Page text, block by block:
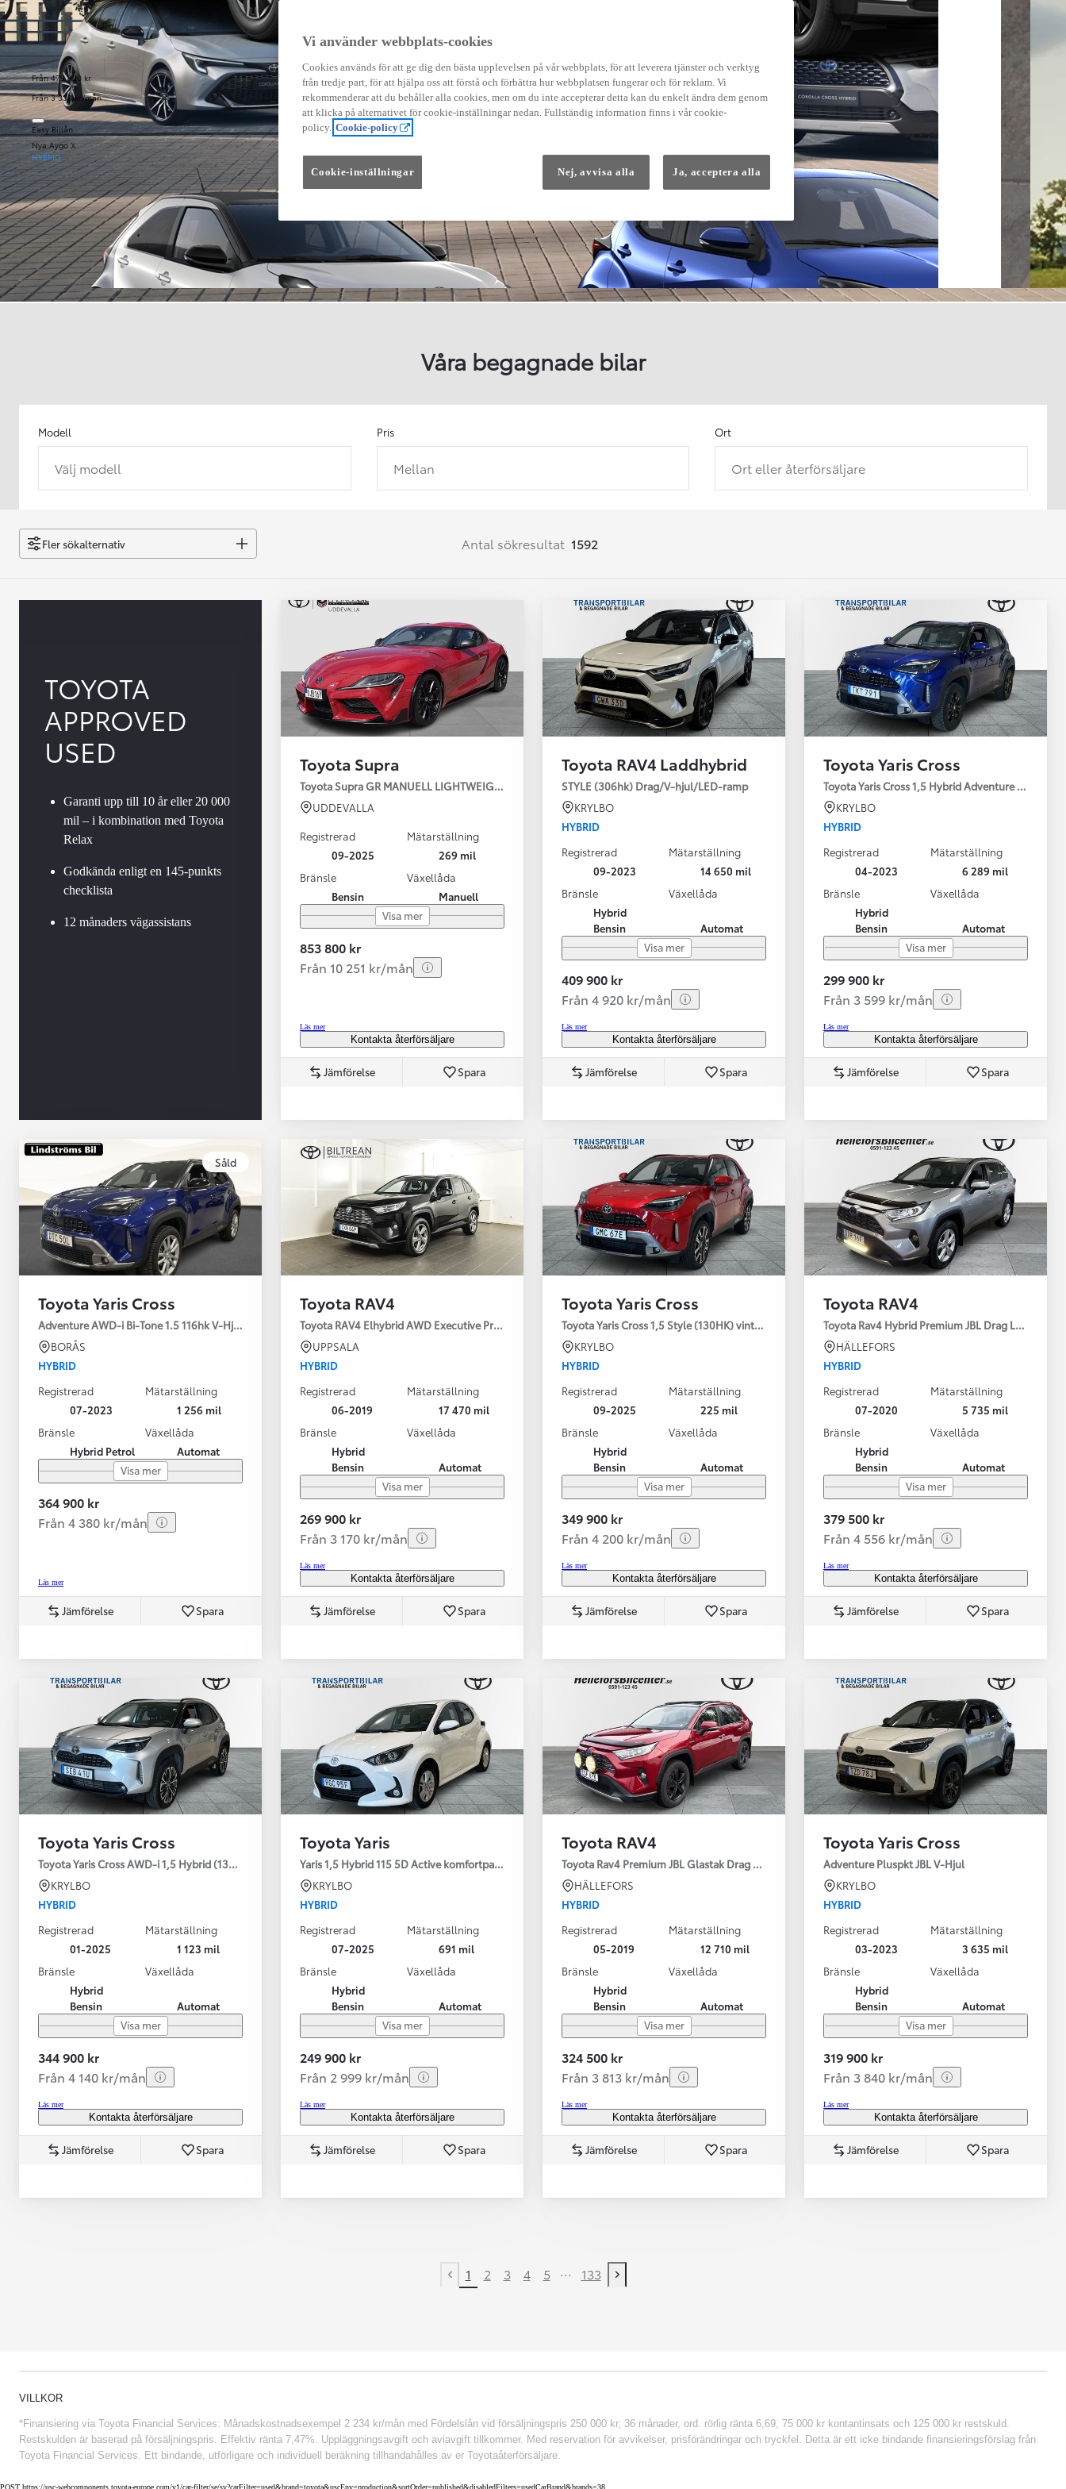
Från 479 900 kr
Från 3 333 kr/mån
Easy Billån
Från 569 900 kr
Från 3 958 kr/mån
Nya Aygo X
HYBRID
Från 238 900 kr
Easy Billån
HYBRID
GR Yaris
BENSIN
Från 599 900 kr
Corolla
HYBRID
Från 324 900 kr
Från 3 194 kr/mån
Nya Corolla Cross
Från 360 900 kr
Från 3 548 kr/mån
Easy Billån
Toyota C-HR
HYBRID & LADDHYBRID
Från 350 900 kr
Från 3 450 kr/mån
Easy Billån
Toyota GR Supra
BENSIN
Nya GR GT
The soul lives on
Vi har Sveriges mest nöjda
Toyota
När varje jobb
Våra begagnade bilar
Modell
Välj modell
Pris
Mellan
Ort
Ort eller återförsäljare
Fler sökalternativ Antal sökresultat 1592
TOYOTA
APPROVED
USED
Garanti upp till 10 år eller 20 000
mil – i kombination med Toyota
Relax
Godkända enligt en 145-punkts
checklista
12 månaders vägassistans
Toyota Supra
Toyota Supra GR MANUELL LIGHTWEIGHT EVO / OMG LEV! MOMSBIL!
UDDEVALLA
Registrerad
09-2025
Mätarställning
269 mil
Bränsle
Bensin
Växellåda
Manuell
Visa mer
853 800 kr
Från 10 251 kr/mån
Läs mer
Kontakta återförsäljare
Jämförelse Spara
Toyota RAV4 Laddhybrid
STYLE (306hk) Drag/V-hjul/LED-ramp
KRYLBO
HYBRID
Registrerad
09-2023
Mätarställning
14 650 mil
Bränsle
Hybrid
Bensin
Växellåda
Automat
Visa mer
409 900 kr
Från 4 920 kr/mån
Läs mer
Kontakta återförsäljare
Jämförelse Spara
Toyota Yaris Cross
Toyota Yaris Cross 1,5 Hybrid Adventure Drag V-
KRYLBO
HYBRID
Registrerad
04-2023
Mätarställning
6 289 mil
Bränsle
Hybrid
Bensin
Växellåda
Automat
Visa mer
299 900 kr
Från 3 599 kr/mån
Läs mer
Kontakta återförsäljare
Jämförelse Spara
Såld
Toyota Yaris Cross
Adventure AWD-i Bi-Tone 1.5 116hk V-Hjul Drag JBL
BORÅS
HYBRID
Registrerad
07-2023
Mätarställning
1 256 mil
Bränsle
Hybrid Petrol
Växellåda
Automat
Visa mer
364 900 kr
Från 4 380 kr/mån
Läs mer
Jämförelse Spara
Toyota RAV4
Toyota RAV4 Elhybrid AWD Executive Premium Drag 360-kamera JBL
UPPSALA
HYBRID
Registrerad
06-2019
Mätarställning
17 470 mil
Bränsle
Hybrid
Bensin
Växellåda
Automat
Visa mer
269 900 kr
Från 3 170 kr/mån
Läs mer
Kontakta återförsäljare
Jämförelse Spara
Toyota Yaris Cross
Toyota Yaris Cross 1,5 Style (130HK) vinterhjul
KRYLBO
HYBRID
Registrerad
09-2025
Mätarställning
225 mil
Bränsle
Hybrid
Bensin
Växellåda
Automat
Visa mer
349 900 kr
Från 4 200 kr/mån
Läs mer
Kontakta återförsäljare
Jämförelse Spara
Toyota RAV4
Toyota Rav4 Hybrid Premium JBL Drag Led ramp
HÄLLEFORS
HYBRID
Registrerad
07-2020
Mätarställning
5 735 mil
Bränsle
Hybrid
Bensin
Växellåda
Automat
Visa mer
379 500 kr
Från 4 556 kr/mån
Läs mer
Kontakta återförsäljare
Jämförelse Spara
Toyota Yaris Cross
Toyota Yaris Cross AWD-i 1,5 Hybrid (130HK) Style V-hjul
KRYLBO
HYBRID
Registrerad
01-2025
Mätarställning
1 123 mil
Bränsle
Hybrid
Bensin
Växellåda
Automat
Visa mer
344 900 kr
Från 4 140 kr/mån
Läs mer
Kontakta återförsäljare
Jämförelse Spara
Toyota Yaris
Yaris 1,5 Hybrid 115 5D Active komfortpaket
KRYLBO
HYBRID
Registrerad
07-2025
Mätarställning
691 mil
Bränsle
Hybrid
Bensin
Växellåda
Automat
Visa mer
249 900 kr
Från 2 999 kr/mån
Läs mer
Kontakta återförsäljare
Jämförelse Spara
Toyota RAV4
Toyota Rav4 Premium JBL Glastak Drag Motorv Vhjul
HÄLLEFORS
HYBRID
Registrerad
05-2019
Mätarställning
12 710 mil
Bränsle
Hybrid
Bensin
Växellåda
Automat
Visa mer
324 500 kr
Från 3 813 kr/mån
Läs mer
Kontakta återförsäljare
Jämförelse Spara
Toyota Yaris Cross
Adventure Pluspkt JBL V-Hjul
KRYLBO
HYBRID
Registrerad
03-2023
Mätarställning
3 635 mil
Bränsle
Hybrid
Bensin
Växellåda
Automat
Visa mer
319 900 kr
Från 3 840 kr/mån
Läs mer
Kontakta återförsäljare
Jämförelse Spara
Previous page
1 2 3 4 5 ... 133
Next page
VILLKOR
*Finansiering via Toyota Financial Services: Månadskostnadsexempel 2 234 kr/mån med Fördelslån vid försäljningspris 250 000 kr, 36 månader, ord. rörlig ränta 6,69, 75 000 kr kontantinsats och 125 000 kr restskuld.
Restskulden är baserad på försäljningspris. Effektiv ränta 7,47%. Uppläggningsavgift och aviavgift tillkommer. Med reservation för avvikelser, prisförändringar och tryckfel. Detta är ett icke bindande finansieringsförslag från
Toyota Financial Services. Ett bindande, utförligare och individuell beräkning tillhandahålles av er Toyotaåterförsäljare.
POST https://usc-webcomponents.toyota-europe.com/v1/car-filter/se/sv?carFilter=used&brand=toyota&uscEnv=production&sortOrder=published&disabledFilters=usedCarBrand&brands=38
Vi använder webbplats-cookies
Cookies används för att ge dig den bästa upplevelsen på vår webbplats, för att leverera tjänster och verktyg
från tredje part, för att hjälpa oss att förstå och förbättra hur webbplatsen fungerar och för reklam. Vi
rekommenderar att du behåller alla cookies, men om du inte accepterar detta kan du enkelt ändra dem genom
att klicka på alternativet för cookie-inställningar nedan. Fullständig information finns i vår cookie-
policy. Cookie-policy
Cookie-inställningar Nej, avvisa alla Ja, acceptera alla